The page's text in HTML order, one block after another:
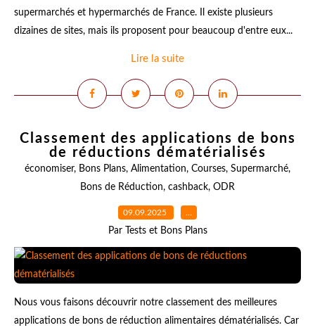
supermarchés et hypermarchés de France. Il existe plusieurs
dizaines de sites, mais ils proposent pour beaucoup d'entre eux...
Lire la suite
Classement des applications de bons
de réductions dématérialisés
économiser, Bons Plans, Alimentation, Courses, Supermarché,
Bons de Réduction, cashback, ODR
09.09.2025 …
Par Tests et Bons Plans
Nous vous faisons découvrir notre classement des meilleures
applications de bons de réduction alimentaires dématérialisés. Car